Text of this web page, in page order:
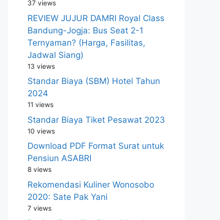
37 views
REVIEW JUJUR DAMRI Royal Class
Bandung-Jogja: Bus Seat 2-1
Ternyaman? (Harga, Fasilitas,
Jadwal Siang)
13 views
Standar Biaya (SBM) Hotel Tahun
2024
11 views
Standar Biaya Tiket Pesawat 2023
10 views
Download PDF Format Surat untuk
Pensiun ASABRI
8 views
Rekomendasi Kuliner Wonosobo
2020: Sate Pak Yani
7 views